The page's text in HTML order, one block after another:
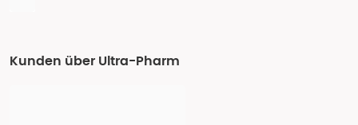
Kunden über Ultra-Pharm